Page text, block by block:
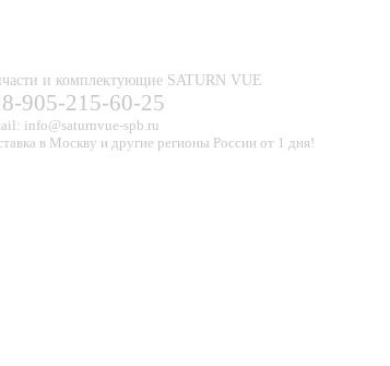
и комплектующие SATURN VUE
8-905-215-60-25
info@saturnvue-spb.ru
в Москву и другие регионы России от 1 дня!